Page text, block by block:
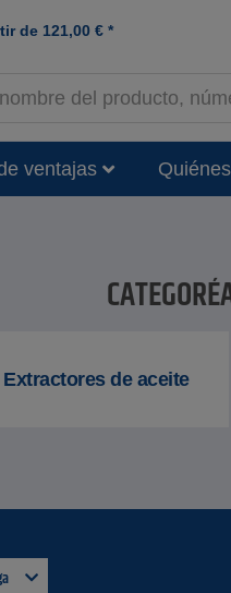
de 121,00 € *
ventajas
Extractores de aceite